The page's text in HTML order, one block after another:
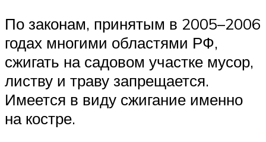
По законам, принятым в 2005–2006
годах многими областями РФ,
сжигать на садовом участке мусор,
листву и траву запрещается.
Имеется в виду сжигание именно
на костре.